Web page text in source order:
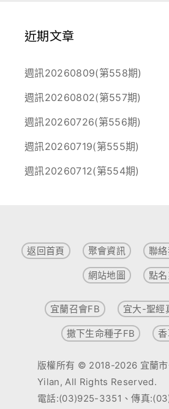
近期文章
週訊20260809(第558期)
週訊20260802(第557期)
週訊20260726(第556期)
週訊20260719(第555期)
週訊20260712(第554期)
返回首頁 聚會資訊 聯
網站地圖 點
宜蘭召會FB 宜大-聖經
撒下生命種子FB
版權所有 © 2018-2026 宜蘭
Yilan, All Rights Reserved.
電話:(03)925-3351、傳真